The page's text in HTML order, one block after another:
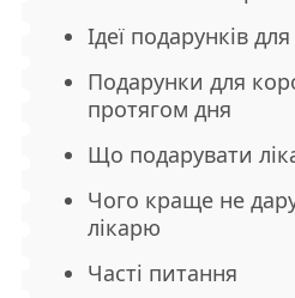
Ідеї подарунків
Подарунки для
протягом дня
Що подарувати
Чого краще не
лікарю
Часті питання